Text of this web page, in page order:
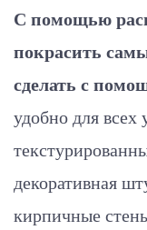
С помощью
покрасить
сделать с
удобно для всех
декоративная
кирпичные